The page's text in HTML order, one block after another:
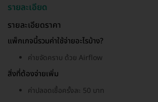
รายละเอียด
รายละเอียดราคา
แพ็กเกจนี้รวมค่าใช้จ่ายอะไรบ้าง?
ค่าขจัดคราบ ด้วย Airflow
สิ่งที่ต้องจ่ายเพิ่ม
ค่าปลอดเชื้อครั้งละ 50 บาท